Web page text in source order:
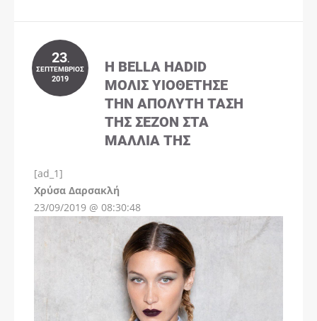
23.
ΣΕΠΤΈΜΒΡΙΟΣ
2019
Η BELLA HADID
ΜΌΛΙΣ ΥΙΟΘΈΤΗΣΕ
ΤΗΝ ΑΠΌΛΥΤΗ ΤΆΣΗ
ΤΗΣ ΣΕΖΌΝ ΣΤΑ
ΜΑΛΛΙΆ ΤΗΣ
[ad_1]
Χρύσα Δαρσακλή
23/09/2019 @ 08:30:48